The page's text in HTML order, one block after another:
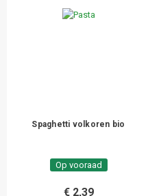
Spaghetti volkoren bio
Op vooraad
€ 2,39